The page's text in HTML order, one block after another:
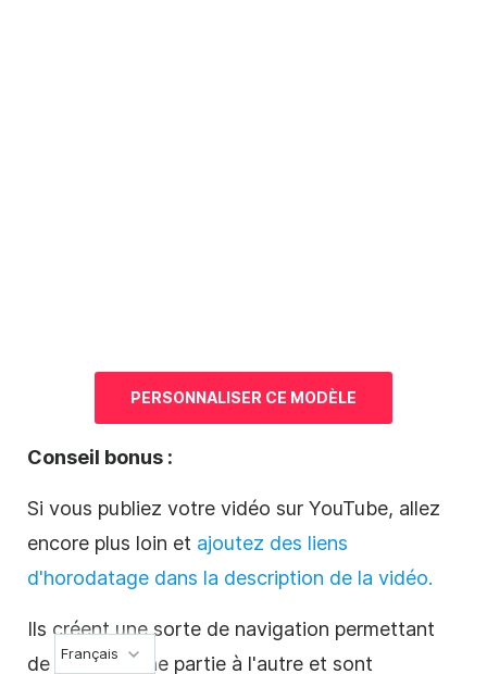
PERSONNALISER CE MODÈLE
Conseil bonus :
Si vous publiez votre vidéo sur YouTube, allez
encore plus loin et ajoutez des liens
d'horodatage dans la description de la vidéo.
Ils créent une sorte de navigation permettant
de passer d'une partie à l'autre et sont
Français